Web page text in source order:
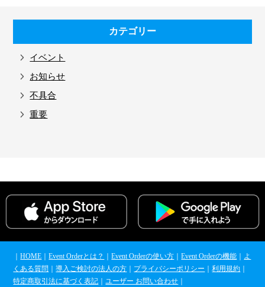
カテゴリー
イベント
お知らせ
不具合
重要
｜HOME ｜Event Orderとは？ ｜Event Orderの使い方 ｜Event Orderの機能
よ
くある質問 ｜導入ご検討の法人の方 プライバシーポリシー ｜利用規約
特定商取引法に基づく表記 ｜ユーザー お問い合わせ